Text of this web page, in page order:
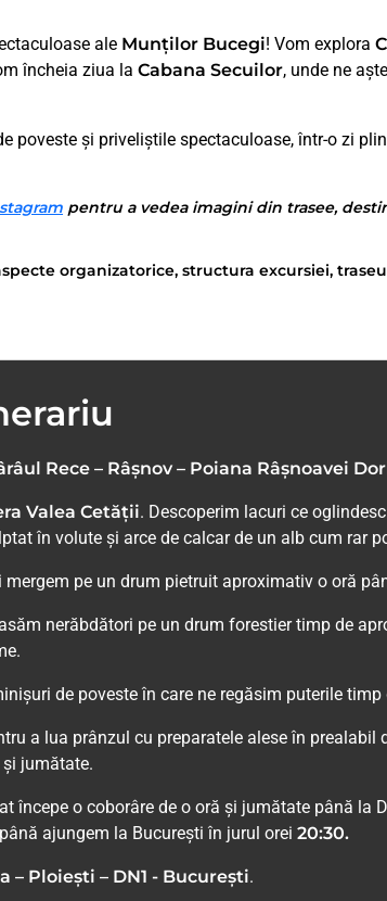
ale Munților Bucegi! Vom explora
încheia ziua la Cabana Secuilor, unde ne
poveste și priveliștile spectaculoase, într-o zi
pentru a vedea imagini din trasee,
organizatorice, structura excursiei,
Rece – Râșnov – Poiana Râșnoavei
Valea Cetății. Descoperim lacuri ce
în volute și arce de calcar de un alb cum rar
pe un drum pietruit aproximativ o oră
nerăbdători pe un drum forestier timp de
de poveste în care ne regăsim puterile timp
a lua prânzul cu preparatele alese în prealabil
jumătate.
începe o coborâre de o oră și jumătate până la
ajungem la București în jurul orei 20:30.
– Ploiești – DN1 - București.